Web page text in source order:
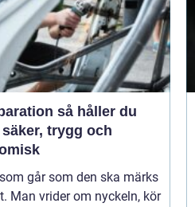
så håller du
trygg och
går som den ska märks
Man vrider om nyckeln, kör